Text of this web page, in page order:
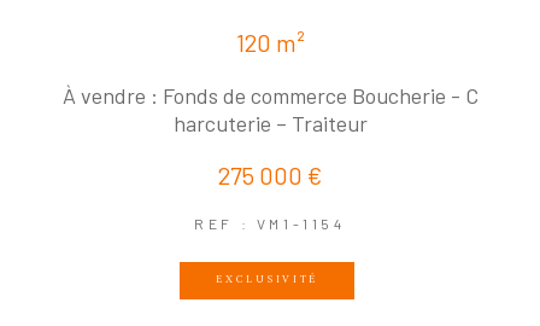
120 m²
À vendre : Fonds de commerce Boucherie - C
harcuterie – Traiteur
275 000 €
REF : VM1-1154
EXCLUSIVITÉ